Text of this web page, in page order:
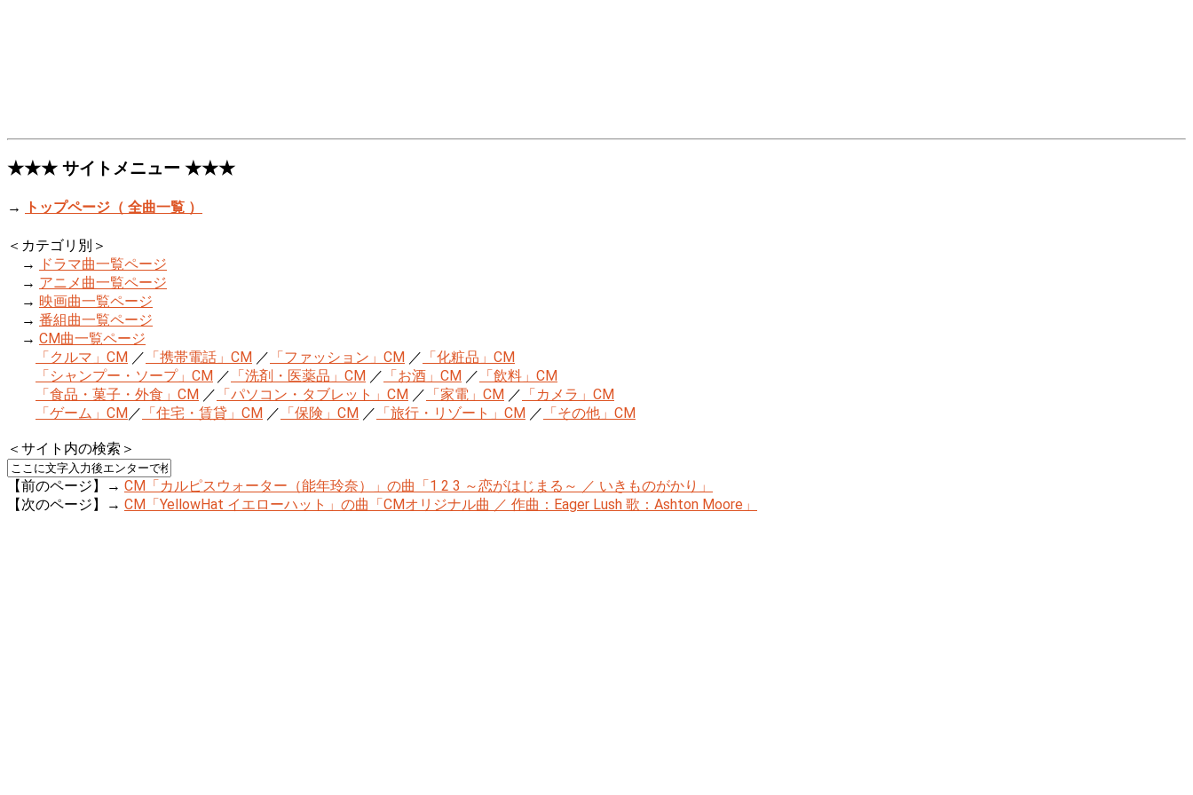
★★★ サイトメニュー ★★★
→ トップページ（ 全曲一覧 ）
＜カテゴリ別＞
→
ドラマ曲一覧ページ
→ アニメ曲一覧ページ
→ 映画曲一覧ページ
→ 番組曲一覧ページ
→ CM曲一覧ページ
「クルマ」CM ／ 「携帯電話」CM ／ 「ファッション」CM ／ 「化粧品」CM
「シャンプー・ソープ」CM ／ 「洗剤・医薬品」CM ／ 「お酒」CM ／ 「飲料」CM
「食品・菓子・外食」CM ／ 「パソコン・タブレット」CM ／ 「家電」CM ／ 「カメラ」CM
「ゲーム」CM／ 「住宅・賃貸」CM ／ 「保険」CM ／ 「旅行・リゾート」CM ／ 「その他」CM
＜サイト内の検索＞
【前のページ】→ CM「カルピスウォーター（能年玲奈）」の曲「1 2 3 ～恋がはじまる～ ／ いきものがかり」
【次のページ】→ CM「YellowHat イエローハット」の曲「CMオリジナル曲 ／ 作曲：Eager Lush 歌：Ashton Moore」